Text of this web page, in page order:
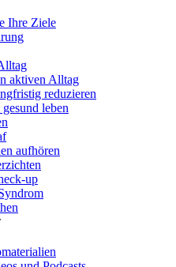
Ihre Ziele
aktiven Alltag
reduzieren
leben
aufhören
up